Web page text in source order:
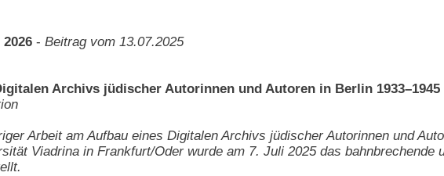
- Beitrag vom 13.07.2025
Archivs jüdischer Autorinnen und Autoren in Berlin 1933–1945
Arbeit am Aufbau eines Digitalen Archivs jüdischer Autorinnen und
Viadrina in Frankfurt/Oder wurde am 7. Juli 2025 das bahnbrechende